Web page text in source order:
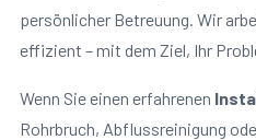
persönlicher Betreuung. Wir
effizient – mit dem Ziel, Ihr
Wenn Sie einen erfahrenen
Rohrbruch, Abflussreinigung